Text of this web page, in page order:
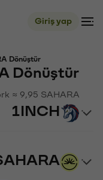
Giriş yap
Dönüştür
Dönüştür
≈ 9,95 SAHARA
1INCH